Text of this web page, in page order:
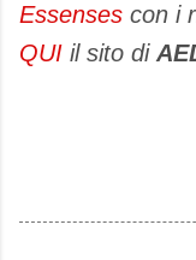
Essenses con i
QUI il sito di